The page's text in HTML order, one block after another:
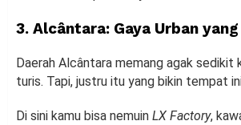
3. Alcântara: Gaya Urban
Daerah Alcântara memang agak sedikit
turis. Tapi, justru itu yang bikin tempat
Di sini kamu bisa nemuin LX Factory,